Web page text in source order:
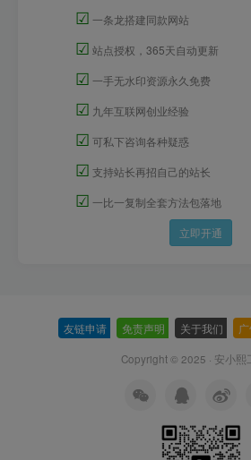
☑ 一条龙搭建同款网站
☑ 站点授权，365天自动更新
☑ 一手无水印资源永久免费
☑ 九年互联网创业经验
☑ 可私下咨询各种疑惑
☑ 支持站长再招自己的站长
☑ 一比一复制全套方法包落地
立即开通
友链申请 免责声明 关于我们
Copyright © 2025 · 安小熙